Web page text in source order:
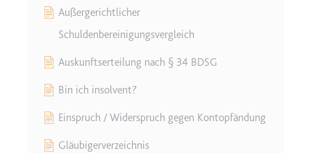
Außergerichtlicher
Schuldenbereinigungsvergleich
Auskunftserteilung nach § 34 BDSG
Bin ich insolvent?
Einspruch / Widerspruch gegen Kontopfändung
Gläubigerverzeichnis